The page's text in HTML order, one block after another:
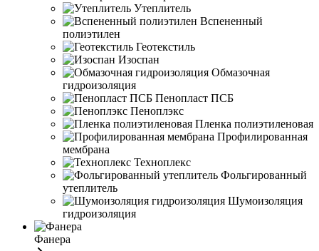
Утеплитель
Вспененный
полиэтилен
Геотекстиль
Изоспан
Обмазочная
гидроизоляция
Пенопласт ПСБ
Пеноплэкс
Пленка полиэтиленовая
Профилированная
мембрана
Техноплекс
Фольгированный
утеплитель
Шумоизоляция
гидроизоляция
Фанера